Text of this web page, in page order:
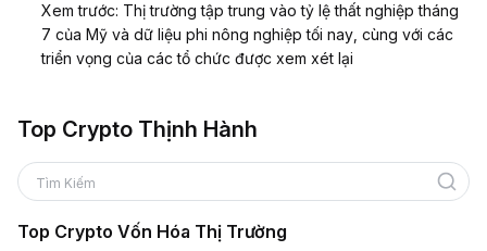
Xem trước: Thị trường tập trung vào tỷ lệ thất nghiệp tháng
7 của Mỹ và dữ liệu phi nông nghiệp tối nay, cùng với các
triển vọng của các tổ chức được xem xét lại
Top Crypto Thịnh Hành
Tìm Kiếm
Top Crypto Vốn Hóa Thị Trường